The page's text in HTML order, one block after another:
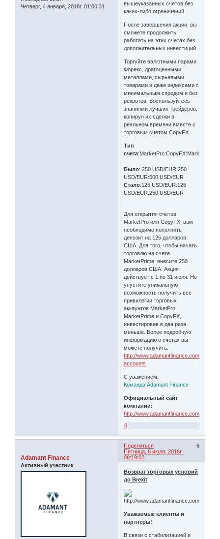
Четверг, 4 января, 2018г. 01:00:31
вышеуказанных счетов без
каких-либо ограничений.
После завершения акции, вы
сможете продолжить
работать на этих счетах без
дополнительных инвестиций.
Торгуйте валютными парами
Форекс, драгоценными
металлами, сырьевыми
товарами и даже индексами с
минимальным спредом и без
реквотов. Воспользуйтесь
знаниями лучших трейдеров,
копируя их сделки в
реальном времени вместе с
торговым счетом CopyFX.
Тип
счета:MarketPro:CopyFX:MarketPrime
Было: 250 USD/EUR:250
USD/EUR:500 USD/EUR
Стало:125 USD/EUR:125
USD/EUR:250 USD/EUR
Для открытия счетов
MarketPro или CopyFX, вам
необходимо пополнить
депозит на 125 долларов
США. Для того, чтобы начать
торговлю на счете
MarketPrime, внесите 250
долларов США. Акция
действует с 1 по 31 июля. Не
упустите уникальную
возможность получить все
привилегии торговых
аккаунтов MarketPro,
MarketPrime и CopyFX,
инвестировав в два раза
меньше. Более подробную
информацию о счетах вы
можете получить:
http://www.adamantfinance.com/trading/
accounts
С уважением,
Команда Adamant Finance
Официальный сайт
компании:
http://www.adamantfinance.com
0
Поделиться
6
Пятница, 8 июля, 2016г.
00:19:02
Adamant Finance
Активный участник
Возврат торговых условий
до Brexit
Уважаемые клиенты и
партнеры!
В связи с стабилизацией и